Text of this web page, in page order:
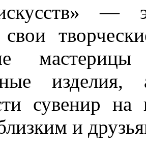
—
свои
мастерицы
сувенир
и